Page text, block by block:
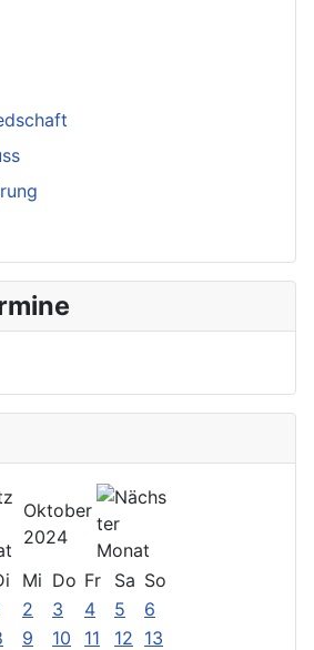
Oktober
2024
Mi Do Fr Sa So
2 3 4 5
6
9 10 11 12 13